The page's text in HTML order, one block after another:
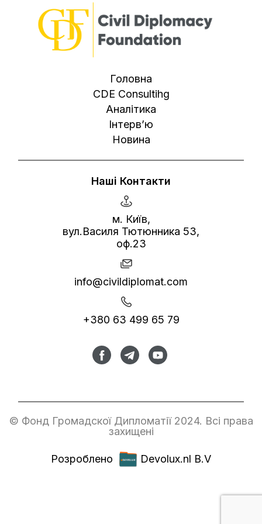
Головна
CDE Consultihg
Аналітика
Інтерв’ю
Новина
Наші Контакти
м. Київ,
вул.Василя Тютюнника 53,
оф.23
info@civildiplomat.com
+380 63 499 65 79
Розроблено Devolux.nl B.V
© Фонд Громадскої Дипломатії 2024. Всі права
захищені